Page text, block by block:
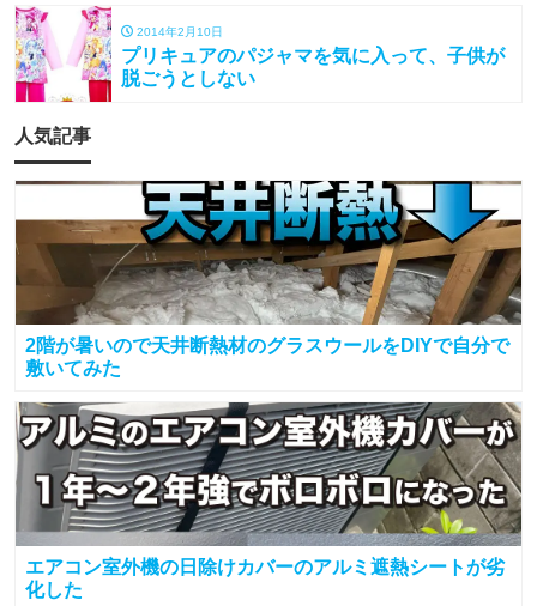
2014年2月10日
プリキュアのパジャマを気に入って、子供が
脱ごうとしない
人気記事
2階が暑いので天井断熱材のグラスウールをDIYで自分で
敷いてみた
エアコン室外機の日除けカバーのアルミ遮熱シートが劣
化した